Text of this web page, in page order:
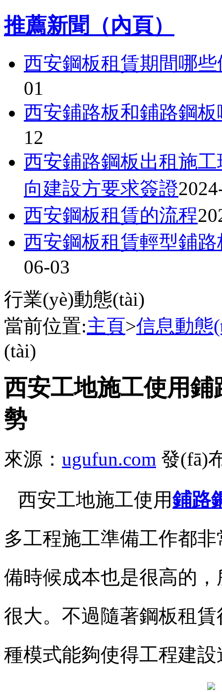
推薦新聞（內頁）
西安鋼板租賃期間哪
01
西安鋪路板和鋪路鋼
12
西安鋪路鋼板出租施
向建設方要求簽證
西安鋼板租賃的流程
西安鋼板租賃輕型鋪
06-03
行業(yè)動態(tài)
當前位置:主頁>信息動態
(tài)
西安工地施工使用
勢
來源： ugufun.com 發(fā)
西安工地施工使用鋪路
多工程施工準備工作都非
備時候成本也是很高的
很大。不過隨著鋼板租賃
種模式能夠使得工程建設